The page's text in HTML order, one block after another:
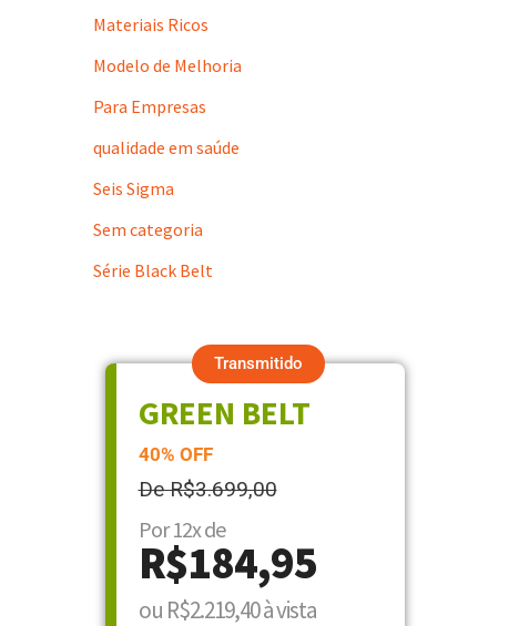
Materiais Ricos
Modelo de Melhoria
Para Empresas
qualidade em saúde
Seis Sigma
Sem categoria
Série Black Belt
Transmitido
GREEN BELT
40% OFF
De R$3.699,00
Por 12x de
R$184,95
ou R$2.219,40 à vista